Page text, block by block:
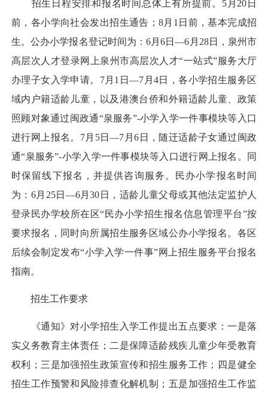
招生日程安排和报名时间总体上有所提前。5月20日
前，各小学向社会发出招生通告；8月1日前，基本完成招
生。公办小学报名登记时间为：6月6日—6月28日，泉州市
高层次人才登录网上泉州市高层次人才“一站式”服务大厅
办理子女入学申请。7月1日—7月4日，各小学招生服务区
域内户籍适龄儿童，以及港澳台侨和外籍适龄儿童、政策
照顾对象通过闽政通“泉服务”-小学入学一件事模块等入口
进行网上报名。7月5日—7月6日，随迁适龄子女通过闽政
通“泉服务”-小学入学一件事模块等入口进行网上报名。同
时保留线下报名，并提供咨询服务。民办小学报名时间
为：6月25日—6月30日，适龄儿童父母或其他法定监护人
登录民办学校所在区“民办小学招生报名信息管理平台”按
要求报名，同时向所属招生服务区域公办小学报名。各区
后续会制定发布“小学入学一件事”网上招生服务平台报名
指南。
招生工作要求
《通知》对小学招生入学工作提出五点要求：一是落
实义务教育主体责任；二是保障适龄残疾儿童少年受教育
权利；三是加强招生政策宣传和招生服务工作；四是健全
招生工作预警和风险排查化解机制；五是加强招生工作监